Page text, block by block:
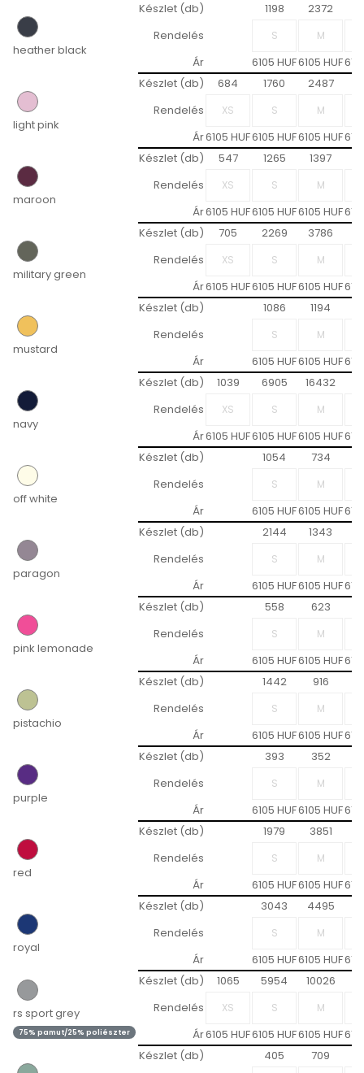
heather black
Készlet (db) 1198 2372
Rendelés
Ár
6105 HUF6105 HUF
light pink
Készlet (db) 684 1760 2487
Rendelés
Ár6105 HUF6105 HUF6105 HUF
maroon
Készlet (db) 547 1265 1397
Rendelés
Ár6105 HUF6105 HUF6105 HUF
military green
Készlet (db) 705 2269 3786
Rendelés
Ár6105 HUF6105 HUF6105 HUF
mustard
Készlet (db) 1086 1194
Rendelés
Ár
6105 HUF6105 HUF
navy
Készlet (db) 1039 6905 16432
Rendelés
Ár6105 HUF6105 HUF6105 HUF
off white
Készlet (db) 1054 734
Rendelés
Ár
6105 HUF6105 HUF
paragon
Készlet (db) 2144 1343
Rendelés
Ár
6105 HUF6105 HUF
pink lemonade
Készlet (db) 558 623
Rendelés
Ár
6105 HUF6105 HUF
pistachio
Készlet (db) 1442 916
Rendelés
Ár
6105 HUF6105 HUF
purple
Készlet (db) 393 352
Rendelés
Ár
6105 HUF6105 HUF
red
Készlet (db) 1979 3851
Rendelés
Ár
6105 HUF6105 HUF
royal
Készlet (db) 3043 4495
Rendelés
Ár
6105 HUF6105 HUF
rs sport grey
75% pamut/25% poliészter
Készlet (db) 1065 5954 10026
Rendelés
Ár6105 HUF6105 HUF6105 HUF
Készlet (db) 405 709